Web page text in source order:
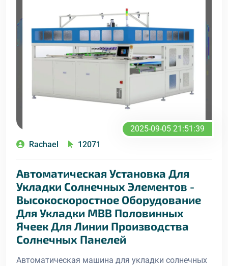
2025-09-05 21:51:39
Rachael
12071
Автоматическая Установка Для
Укладки Солнечных Элементов -
Высокоскоростное Оборудование
Для Укладки MBB Половинных
Ячеек Для Линии Производства
Солнечных Панелей
Автоматическая машина для укладки солнечных